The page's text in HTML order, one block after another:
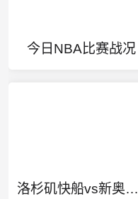
今日NBA比赛战况
洛杉矶快船vs新奥尔良鹈鹕